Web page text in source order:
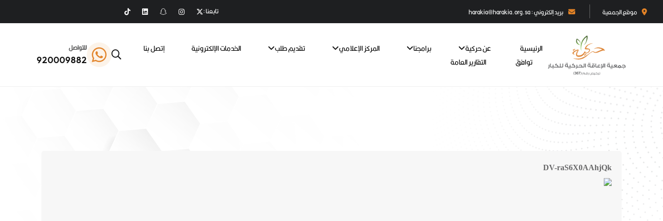
موقع الجمعية بريد إلكتروني : harakia@harakia.org.sa تابعنا :
الرئيسية عن حركية برامجنا المركز الإعلامي تقديم طلب الخدمات الإلكترونية
إتصل بنا
توافق
التقارير العامة
للتواصل
920009882
DV-raS6X0AAhjQk